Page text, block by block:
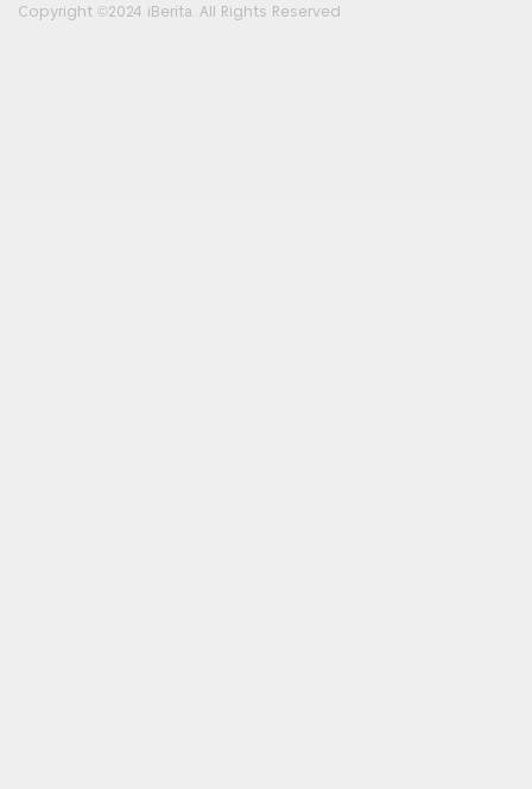
Copyright ©2024 iBerita. All Rights Reserved